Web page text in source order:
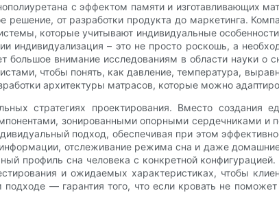
с эффектом памяти и изготавливающих
от разработки продукта до маркетинга.
которые учитывают индивидуальные
индивидуализация – это не просто роскошь, а
большое внимание исследованиям в области науки
чтобы понять, как давление, температура,
архитектуры матрасов, которые можно
стратегиях проектирования. Вместо создания
зонированными опорными сердечниками и
подход, обеспечивая при этом
отслеживание режима сна и даже
профиль сна человека с конкретной
и ожидаемых характеристиках, чтобы
— гарантия того, что если кровать не